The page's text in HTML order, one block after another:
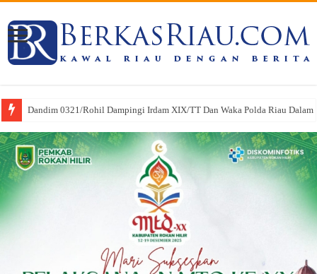
Dandim 0321/Rohil Dampingi Irdam XIX/TT Dan Waka Polda Riau Dalam